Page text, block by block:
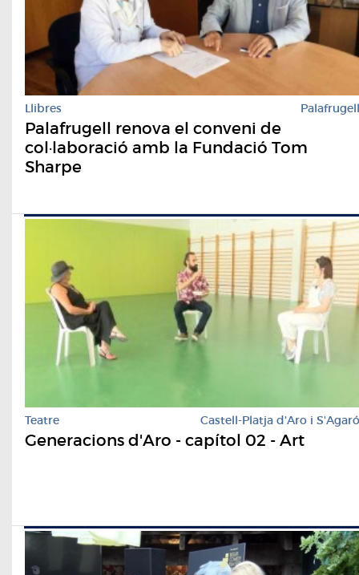
Llibres Palafrugell
Palafrugell renova el conveni de
col·laboració amb la Fundació Tom
Sharpe
Teatre Castell-Platja d'Aro i S'Agaró
Generacions d'Aro - capítol 02 - Art